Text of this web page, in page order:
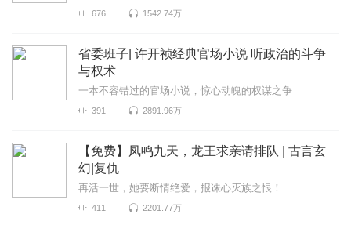
676 1542.74万
省委班子| 许开祯经典官场小说 听政治的斗争
与权术
一本不容错过的官场小说，惊心动魄的权谋之争
391 2891.96万
【免费】凤鸣九天，龙王求亲请排队 | 古言玄
幻|复仇
再活一世，她要断情绝爱，报诛心灭族之恨！
411 2201.77万